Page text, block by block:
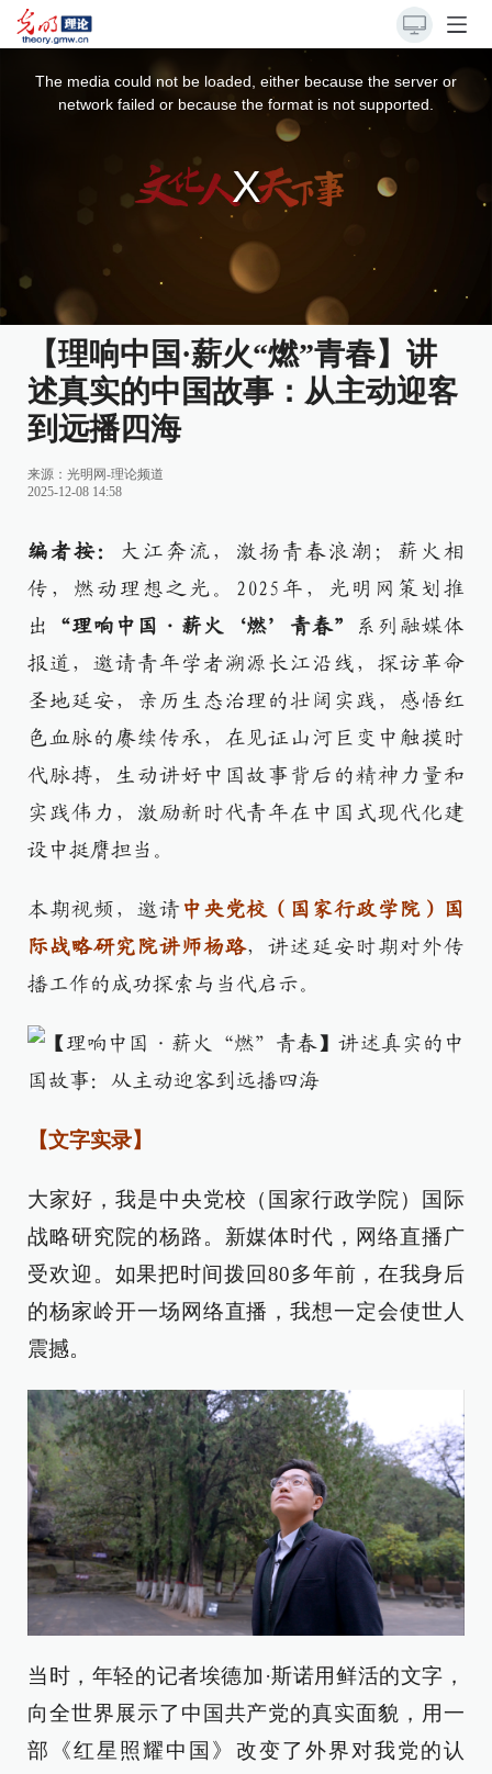
The media could not be loaded, either because the server or
network failed or because the format is not supported.
【理响中国·薪火“燃”青春】讲
述真实的中国故事：从主动迎客
到远播四海
来源： 光明网-理论频道
2025-12-08 14:58
编者按：
大江奔流，激扬青春浪潮；薪火相
传，燃动理想之光。2025年，光明网策划推
出
“理响中国·薪火‘燃’青春”
系列融媒体
报道，邀请青年学者溯源长江沿线，探访革命
圣地延安，亲历生态治理的壮阔实践，感悟红
色血脉的赓续传承，在见证山河巨变中触摸时
代脉搏，生动讲好中国故事背后的精神力量和
实践伟力，激励新时代青年在中国式现代化建
设中挺膺担当。
本期视频，邀请 中央党校（国家行政学院）国
际战略研究院讲师杨路，讲述延安时期对外传
播工作的成功探索与当代启示。
【文字实录】
大家好，我是中央党校（国家行政学院）国际
战略研究院的杨路。新媒体时代，网络直播广
受欢迎。如果把时间拨回80多年前，在我身后
的杨家岭开一场网络直播，我想一定会使世人
震撼。
当时，年轻的记者埃德加·斯诺用鲜活的文字，
向全世界展示了中国共产党的真实面貌，用一
部《红星照耀中国》改变了外界对我党的认